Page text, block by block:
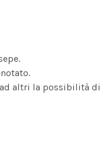
altri la possibilità di